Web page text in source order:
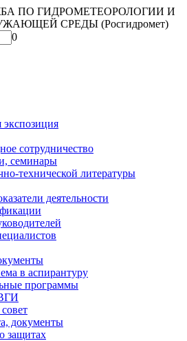
ПО ГИДРОМЕТЕОРОЛОГИИ И
СРЕДЫ (Росгидромет)
0
экспозиция
сотрудничество
семинары
технической литературы
деятельности
в аспирантуру
программы
документы
защитах